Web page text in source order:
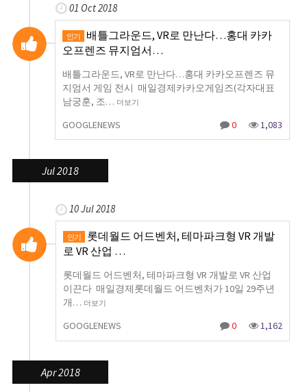
01 Oct 2018
인기
배틀그라운드, VR로 만난다…홍대 카카
오프렌즈 뮤지엄서…
배틀그라운드, VR로 만난다…홍대 카카오프렌즈 뮤
지엄서 게임 전시 매일경제카카오게임즈(각자대표
남궁훈, 조… 더보기
GOOGLENEWS 0 1,083
Jul 2018
10 Jul 2018
인기
롯데월드 어드벤처, 테마파크형 VR 개발
로 VR 산업 …
롯데월드 어드벤처, 테마파크형 VR 개발로 VR 산업
이끈다 매일경제롯데월드 어드벤처가 10일 29주년
개… 더보기
GOOGLENEWS 0 1,162
Apr 2018